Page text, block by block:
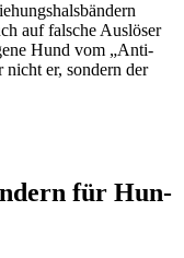
auf fal­sche Aus­lö­ser
Hund vom „Anti-
er, son­dern der
für Hun­